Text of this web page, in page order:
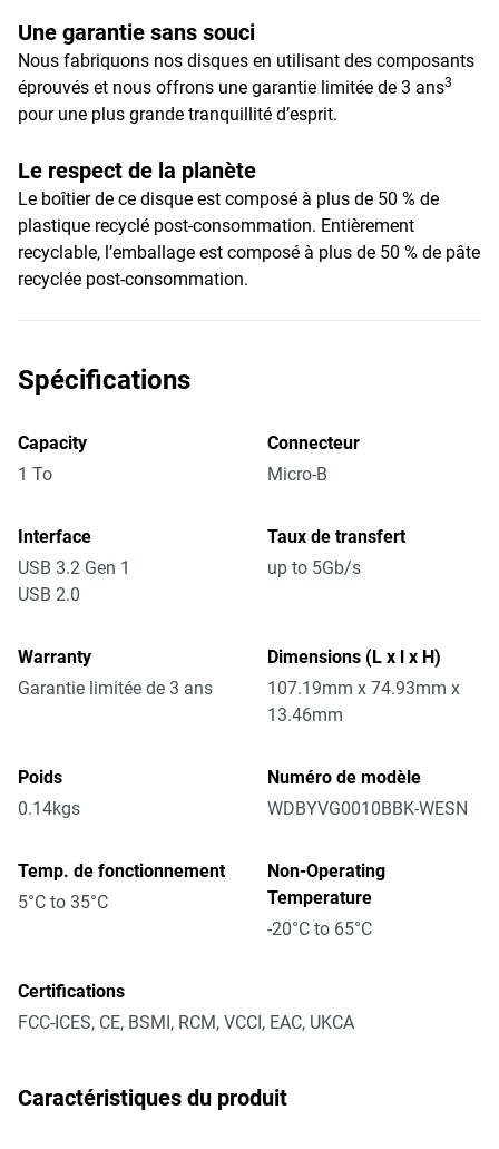
Une garantie sans souci
Nous fabriquons nos disques en utilisant des composants
éprouvés et nous offrons une garantie limitée de 3 ans3
pour une plus grande tranquillité d’esprit.
Le respect de la planète
Le boîtier de ce disque est composé à plus de 50 % de
plastique recyclé post-consommation. Entièrement
recyclable, l’emballage est composé à plus de 50 % de pâte
recyclée post-consommation.
Spécifications
Capacity
1 To
Connecteur
Micro-B
Interface
USB 3.2 Gen 1
USB 2.0
Taux de transfert
up to 5Gb/s
Warranty
Garantie limitée de 3 ans
Dimensions (L x l x H)
107.19mm x 74.93mm x
13.46mm
Poids
0.14kgs
Numéro de modèle
WDBYVG0010BBK-WESN
Temp. de fonctionnement
5°C to 35°C
Non-Operating
Temperature
-20°C to 65°C
Certifications
FCC-ICES, CE, BSMI, RCM, VCCI, EAC, UKCA
Caractéristiques du produit